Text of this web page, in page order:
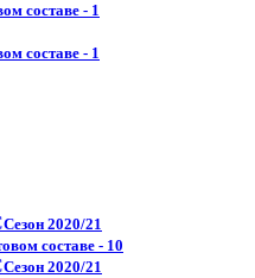
составе - 1
составе - 1
Сезон 2020/21
составе - 10
Сезон 2020/21